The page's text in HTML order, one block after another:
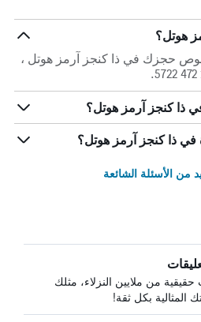
هوتل؟
حجزك في ذا كنجز آرمز هوتل ،
ذا كنجز آرمز هوتل؟
ذا كنجز آرمز هوتل؟
من الأسئلة الشائعة
حقيقية من ملايين النزلاء، مثلك
المثالية بكل ثقة!